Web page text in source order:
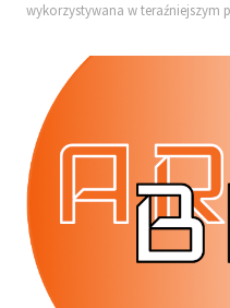
wykorzystywana w teraźniejszym